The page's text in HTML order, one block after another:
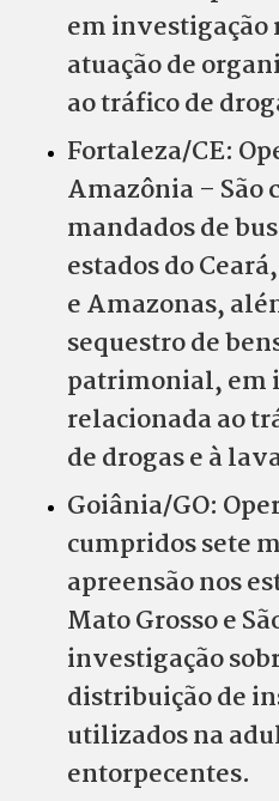
em investigação
atuação de
ao tráfico de
Fortaleza/CE:
Amazônia – São
mandados de
estados do
e Amazonas,
sequestro de
patrimonial, em
relacionada ao
de drogas e à
Goiânia/GO:
cumpridos sete
apreensão nos
Mato Grosso e
investigação
distribuição de
utilizados na
entorpecentes.